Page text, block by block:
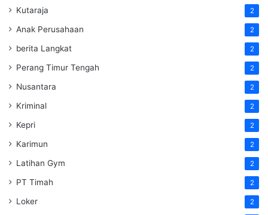
Kutaraja 2
Anak Perusahaan 2
berita Langkat 2
Perang Timur Tengah 2
Nusantara 2
Kriminal 2
Kepri 2
Karimun 2
Latihan Gym 2
PT Timah 2
Loker 2